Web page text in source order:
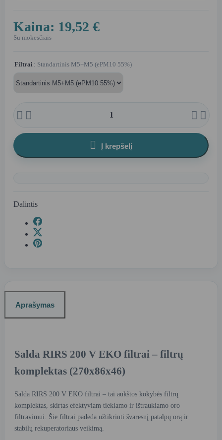
Kaina: 19,52 €
Su mokesčiais
Filtrai : Standartinis M5+M5 (ePM10 55%)
   
 Į krepšelį
Dalintis
Aprašymas
Salda RIRS 200 V EKO filtrai – filtrų
komplektas (270x86x46)
Salda RIRS 200 V EKO filtrai – tai aukštos kokybės filtrų
komplektas, skirtas efektyviam tiekiamo ir ištraukiamo oro
filtravimui. Šie filtrai padeda užtikrinti švaresnį patalpų orą ir
stabilų rekuperatoriaus veikimą.